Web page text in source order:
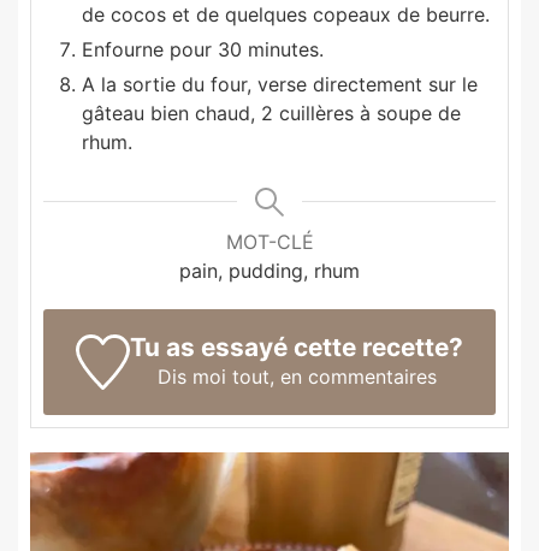
de cocos et de quelques copeaux de beurre.
Enfourne pour 30 minutes.
A la sortie du four, verse directement sur le
gâteau bien chaud, 2 cuillères à soupe de
rhum.
MOT-CLÉ
pain, pudding, rhum
Tu as essayé cette recette?
Dis moi tout, en commentaires